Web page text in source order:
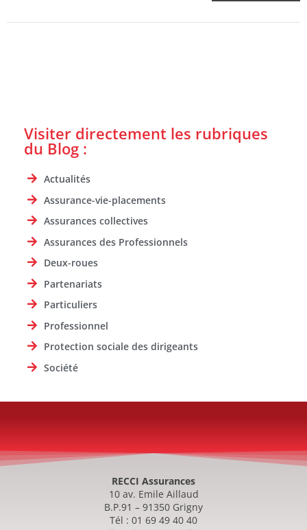
Visiter directement les rubriques
du Blog :
Actualités
Assurance-vie-placements
Assurances collectives
Assurances des Professionnels
Deux-roues
Partenariats
Particuliers
Professionnel
Protection sociale des dirigeants
Société
RECCI Assurances
10 av. Emile Aillaud
B.P.91 – 91350 Grigny
Tél : 01 69 49 40 40